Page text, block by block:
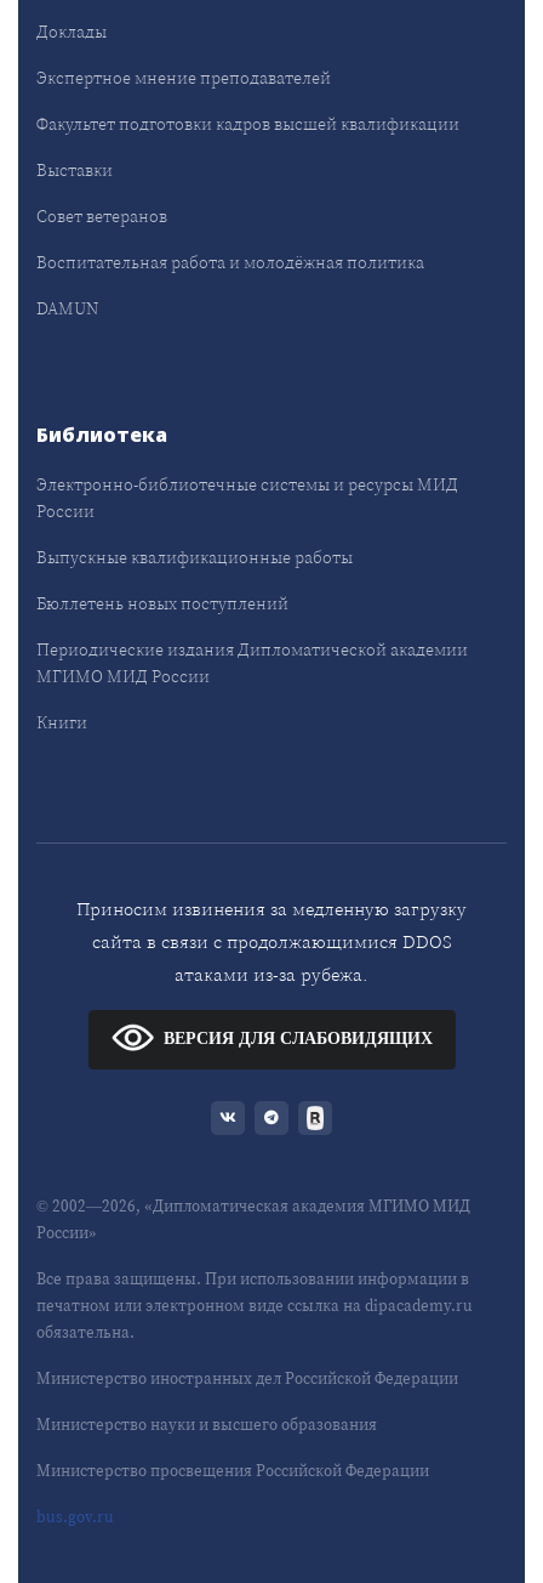
Доклады
Экспертное мнение преподавателей
Факультет подготовки кадров высшей квалификации
Выставки
Совет ветеранов
Воспитательная работа и молодёжная политика
DAMUN
Библиотека
Электронно-библиотечные системы и ресурсы МИД
России
Выпускные квалификационные работы
Бюллетень новых поступлений
Периодические издания Дипломатической академии
МГИМО МИД России
Книги
Приносим извинения за медленную загрузку
сайта в связи с продолжающимися DDOS
атаками из-за рубежа.
ВЕРСИЯ ДЛЯ СЛАБОВИДЯЩИХ
© 2002—2026, «Дипломатическая академия МГИМО МИД
России»
Все права защищены. При использовании информации в
печатном или электронном виде ссылка на dipacademy.ru
обязательна.
Министерство иностранных дел Российской Федерации
Министерство науки и высшего образования
Министерство просвещения Российской Федерации
bus.gov.ru